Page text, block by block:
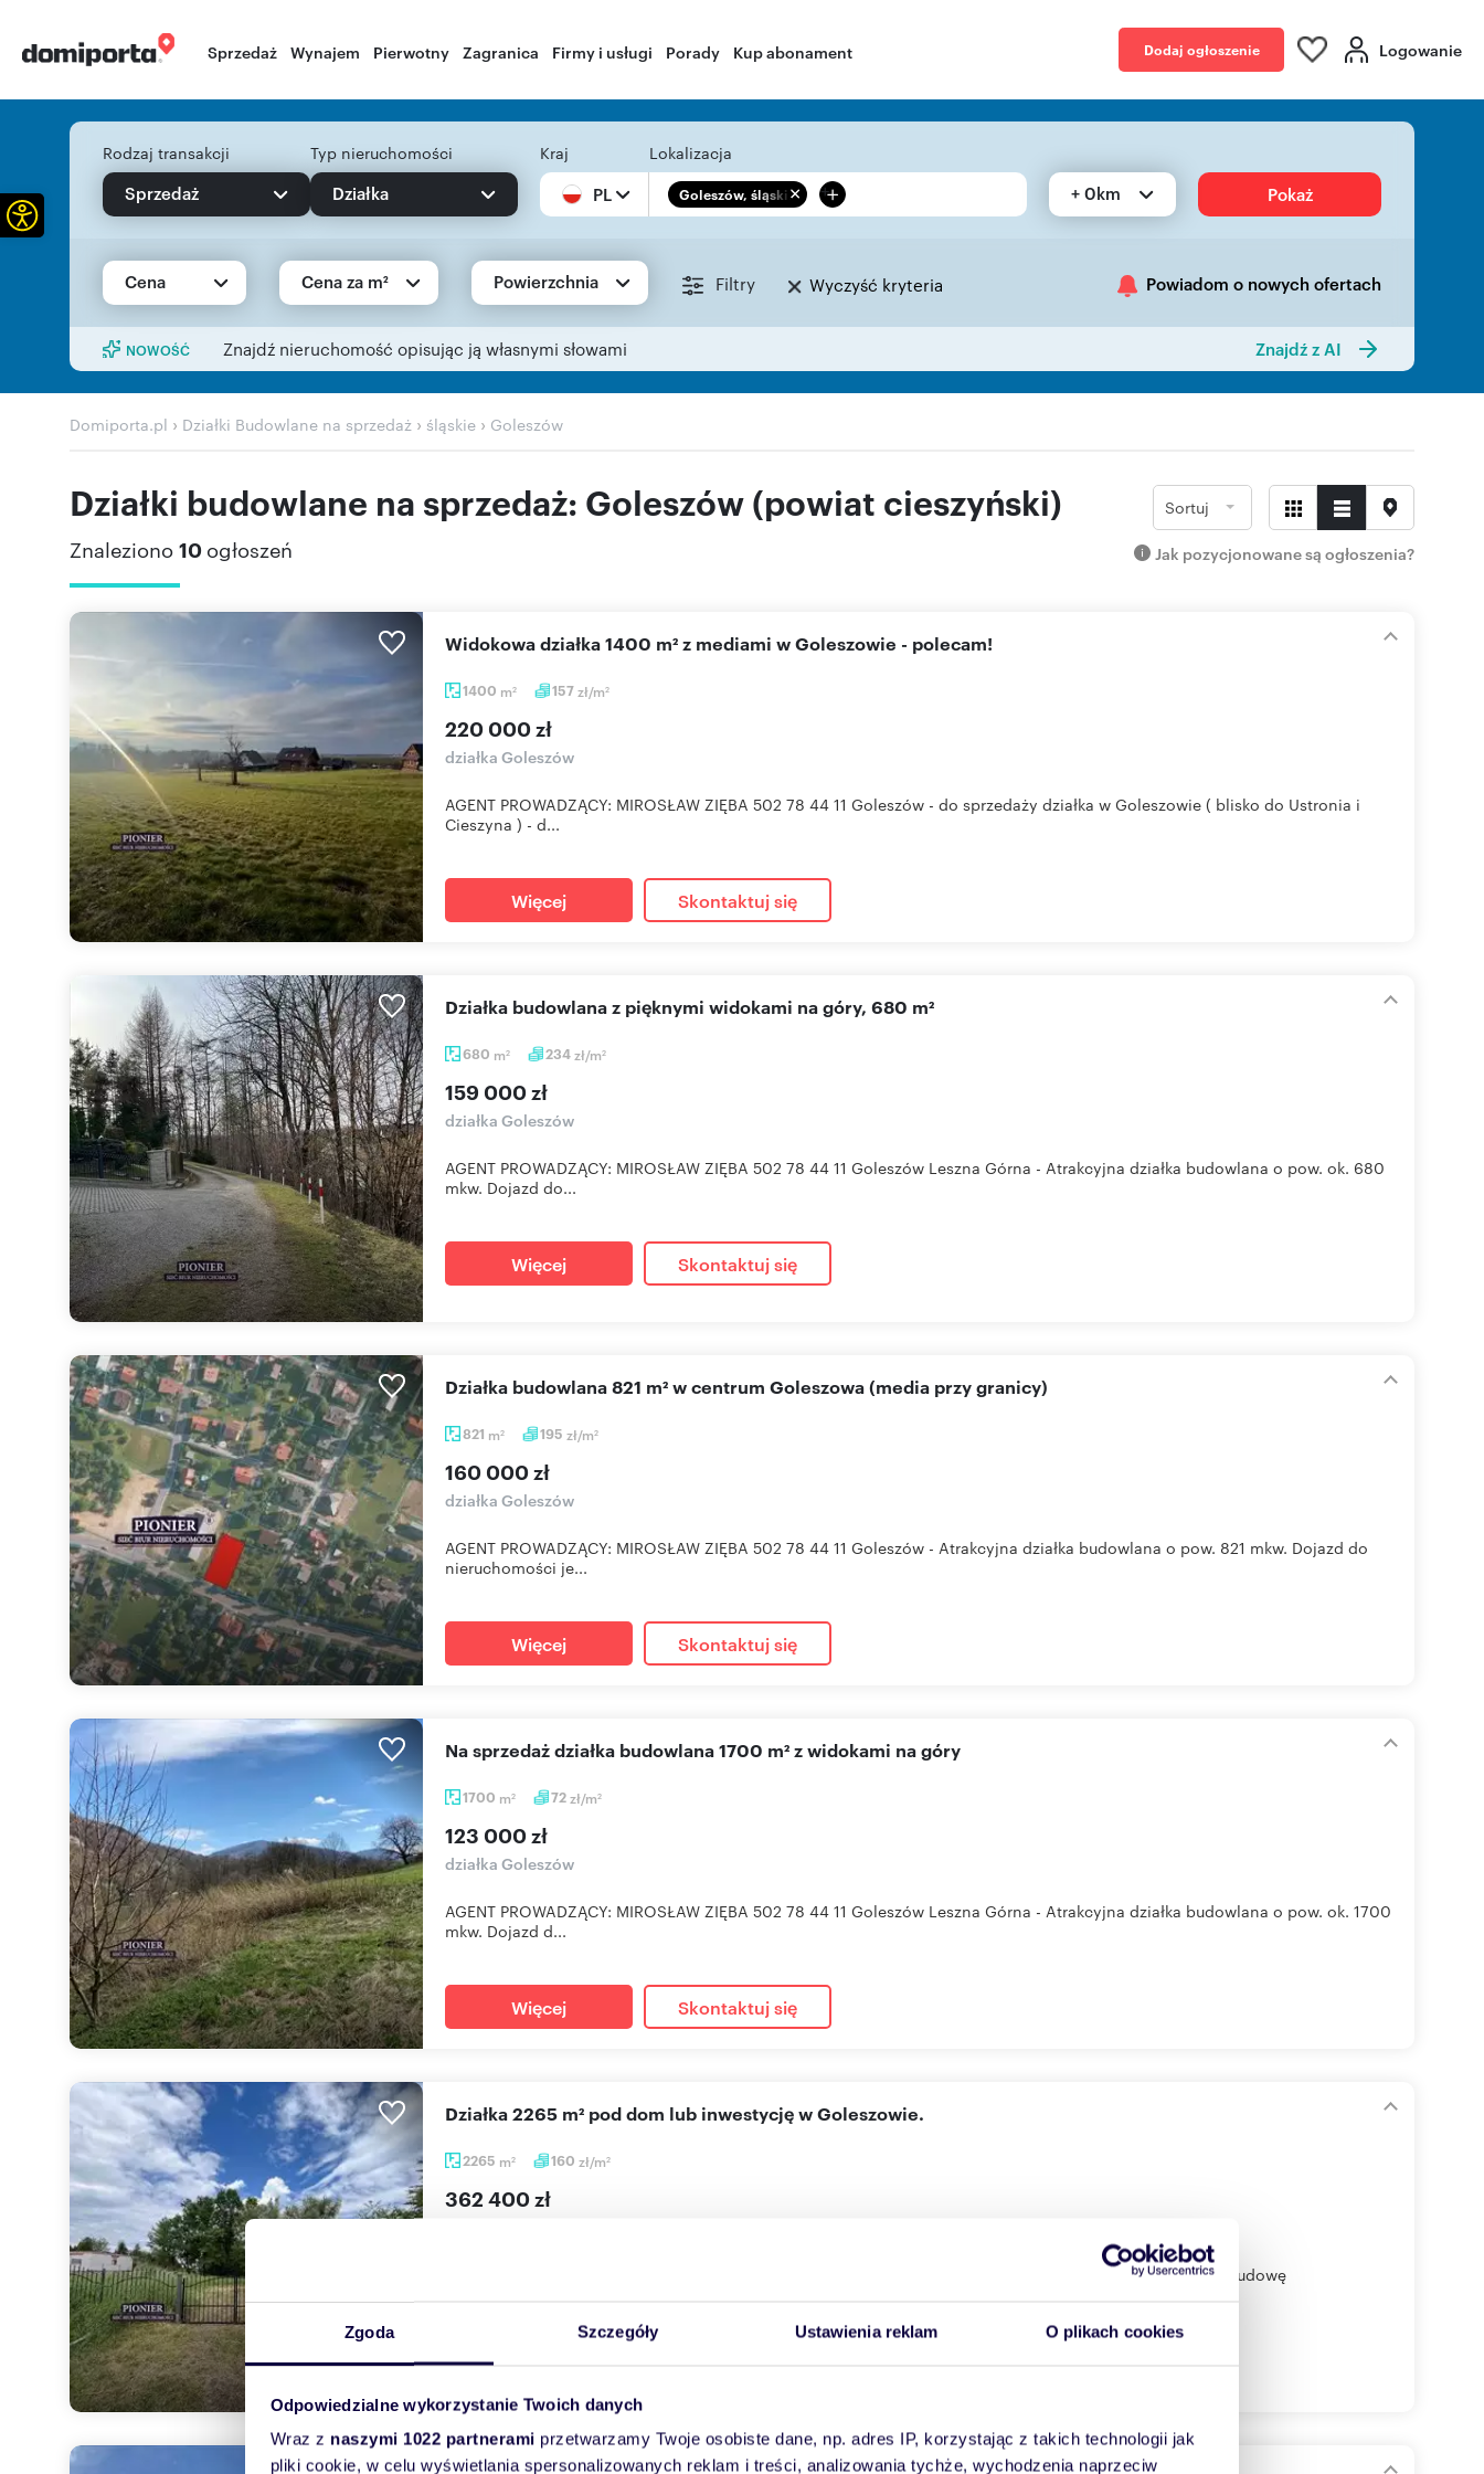
Zgoda Szczegóły Ustawienia reklam O plikach cookies
Odpowiedzialne wykorzystanie Twoich danych
Wraz z naszymi 1022 partnerami przetwarzamy Twoje osobiste dane, np. adres IP, korzystając z takich technologii jak
pliki cookie, w celu wyświetlania spersonalizowanych reklam i treści, analizowania tychże, wychodzenia naprzeciw
Sprzedaż Wynajem Pierwotny Zagranica Firmy i usługi Porady Kup abonament Dodaj ogłoszenie Logowanie
Rodzaj transakcji
Sprzedaż
Typ nieruchomości
Działka
Kraj
PL
Lokalizacja
Goleszów, śląskie + + 0km Pokaż
Cena Cena za m² Powierzchnia Filtry Wyczyść kryteria Powiadom o nowych ofertach
NOWOŚĆ Znajdź nieruchomość opisując ją własnymi słowami Znajdź z AI
Domiporta.pl › Działki Budowlane na sprzedaż › śląskie › Goleszów
Działki budowlane na sprzedaż: Goleszów (powiat cieszyński)
Znaleziono 10 ogłoszeń
Sortuj
Jak pozycjonowane są ogłoszenia?
1400 m2 157zł/m2
Widokowa działka 1400 m² z mediami w Goleszowie - polecam!
220 000 zł
działka Goleszów
AGENT PROWADZĄCY: MIROSŁAW ZIĘBA 502 78 44 11 Goleszów - do sprzedaży działka w Goleszowie ( blisko do Ustronia i
Cieszyna ) - d...
Więcej Skontaktuj się
680 m2 234zł/m2
Działka budowlana z pięknymi widokami na góry, 680 m²
159 000 zł
działka Goleszów
AGENT PROWADZĄCY: MIROSŁAW ZIĘBA 502 78 44 11 Goleszów Leszna Górna - Atrakcyjna działka budowlana o pow. ok. 680
mkw. Dojazd do...
Więcej Skontaktuj się
821 m2 195 zł/m2
Działka budowlana 821 m² w centrum Goleszowa (media przy granicy)
160 000 zł
działka Goleszów
AGENT PROWADZĄCY: MIROSŁAW ZIĘBA 502 78 44 11 Goleszów - Atrakcyjna działka budowlana o pow. 821 mkw. Dojazd do
nieruchomości je...
Więcej Skontaktuj się
1700 m2 72zł/m2
Na sprzedaż działka budowlana 1700 m² z widokami na góry
123 000 zł
działka Goleszów
AGENT PROWADZĄCY: MIROSŁAW ZIĘBA 502 78 44 11 Goleszów Leszna Górna - Atrakcyjna działka budowlana o pow. ok. 1700
mkw. Dojazd d...
Więcej Skontaktuj się
2265 m2 160 zł/m2
Działka 2265 m² pod dom lub inwestycję w Goleszowie.
362 400 zł
Wyjątkowa działka budowlana 2265 m² na granicy Ustronia i Goleszowa! Szukasz idealnego miejsca pod budowę
Otwórz pasek narzędzi